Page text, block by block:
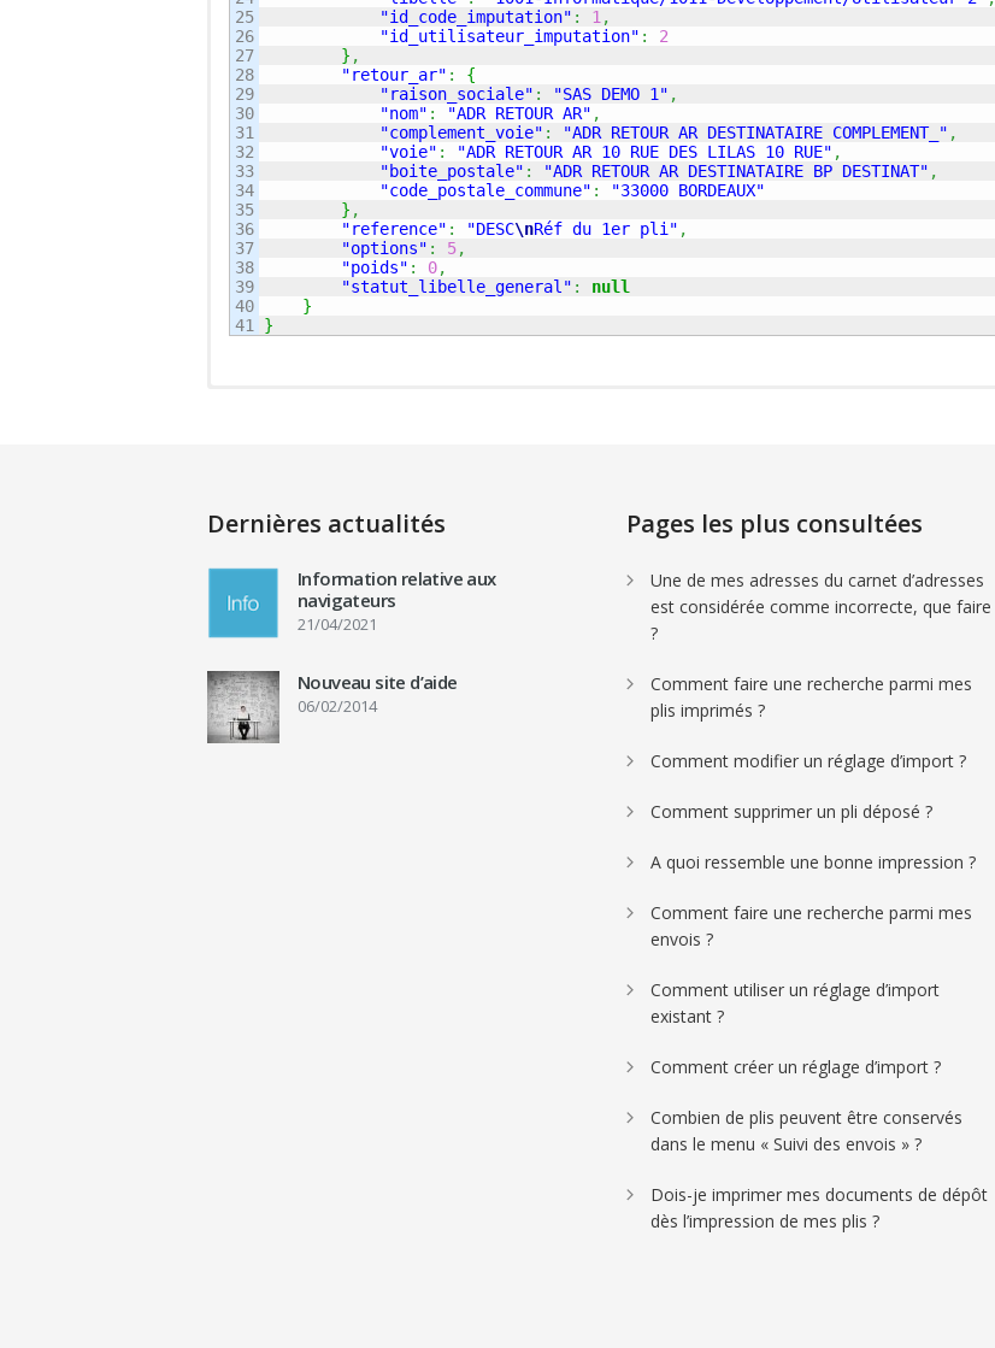
25
26
27
28
29
30
31
32
33
34
35
36
37
38
39
40
"id_code_imputation" : 1 ,
"id_utilisateur_imputation" :
2
} ,
"retour_ar" :
{
"raison_sociale" : "SAS DEMO 1" ,
"nom" : "ADR RETOUR AR" ,
"complement_voie" : "ADR RETOUR AR DESTINATAIRE COMPLEMENT_" ,
"voie" : "ADR RETOUR AR 10 RUE DES LILAS 10 RUE" ,
"boite_postale" : "ADR RETOUR AR DESTINATAIRE BP DESTINAT" ,
"code_postale_commune" :
"33000 BORDEAUX"
} ,
"reference" : "DESC\nRéf du 1er pli" ,
"options" : 5,
"poids" : 0,
"statut_libelle_general" :
null
}
}
Dernières actualités
Information relative aux
navigateurs
21/04/2021
Nouveau site d’aide
06/02/2014
Pages les plus consultées
Une de mes adresses du carnet d’adresses
est considérée comme incorrecte, que faire
?
Comment faire une recherche parmi mes
plis imprimés ?
Comment modifier un réglage d’import ?
Comment supprimer un pli déposé ?
A quoi ressemble une bonne impression ?
Comment faire une recherche parmi mes
envois ?
Comment utiliser un réglage d’import
existant ?
Comment créer un réglage d’import ?
Combien de plis peuvent être conservés
dans le menu « Suivi des envois » ?
Dois-je imprimer mes documents de dépôt
dès l’impression de mes plis ?